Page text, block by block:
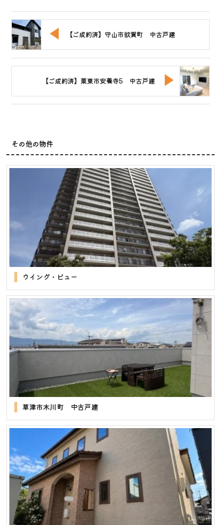
【ご成約済】守山市欲賀町 中古戸建
【ご成約済】栗東市安養寺5 中古戸建
その他の物件
ウイング・ビュー
草津市木川町 中古戸建